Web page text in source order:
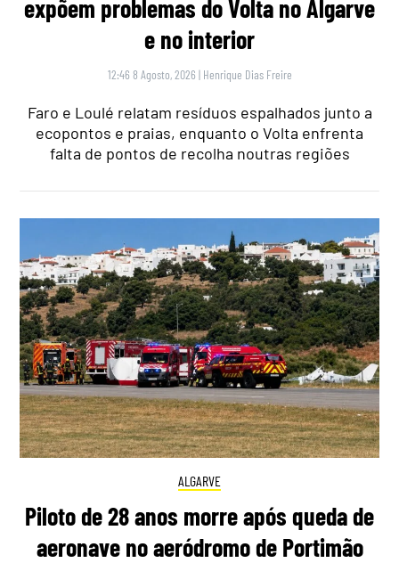
expõem problemas do Volta no Algarve
e no interior
12:46 8 Agosto, 2026 | Henrique Dias Freire
Faro e Loulé relatam resíduos espalhados junto a
ecopontos e praias, enquanto o Volta enfrenta
falta de pontos de recolha noutras regiões
ALGARVE
Piloto de 28 anos morre após queda de
aeronave no aeródromo de Portimão